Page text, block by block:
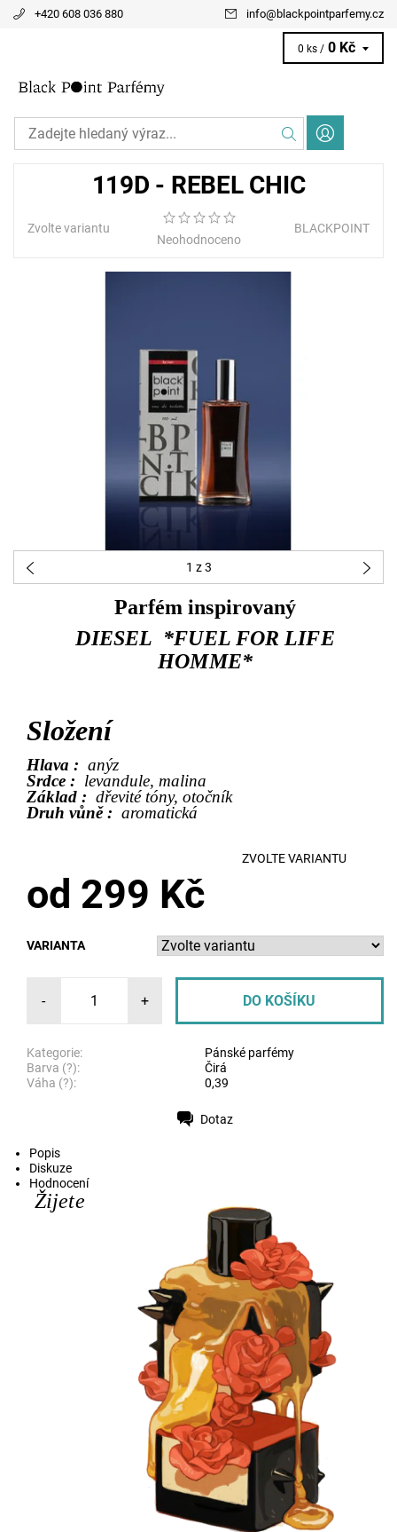
+420 608 036 880 info@ blackpointparfemy.cz
0 ks / 0 Kč
119D - REBEL CHIC
Zvolte variantu
Neohodnoceno
BLACKPOINT
1 z 3
Parfém inspirovaný
DIESEL *FUEL FOR LIFE
HOMME*
Složení
Hlava : anýz
Srdce : levandule, malina
Základ : dřevité tóny, otočník
Druh vůně : aromatická
ZVOLTE VARIANTU
od 299 Kč
VARIANTA
- +
Kategorie:
Pánské parfémy
Barva (?):
Čirá
Váha (?):
0,39
Dotaz
Popis
Diskuze
Hodnocení
Žijete